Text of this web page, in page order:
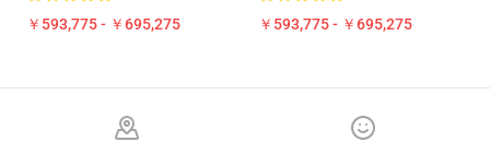
￥593,775 - ￥695,275 ￥593,775 - ￥695,275